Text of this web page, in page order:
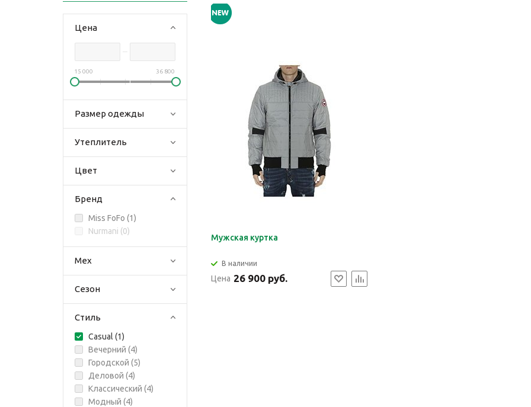
Цена
15 000 36 800
Размер одежды
Утеплитель
Цвет
Бренд
Miss FoFo (1)
Nurmani (0)
Мех
Сезон
Стиль
Casual (1)
Вечерний (4)
Городской (5)
Деловой (4)
Классический (4)
Модный (4)
Мужская куртка
В наличии
Цена 26 900 руб.